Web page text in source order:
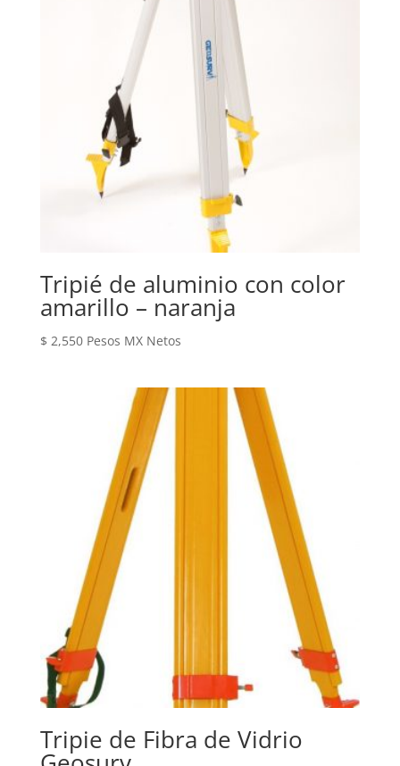
Tripié de aluminio con color
amarillo – naranja
$ 2,550 Pesos MX Netos
Tripie de Fibra de Vidrio